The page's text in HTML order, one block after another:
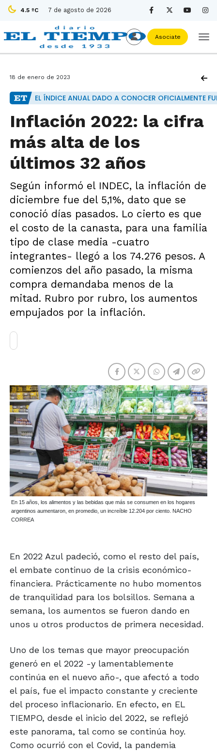
4.5 ºC 7 de agosto de 2026
Asociate
18 de enero de 2023
EL ÍNDICE ANUAL DADO A CONOCER OFICIALMENTE
Inflación 2022: la cifra
más alta de los
últimos 32 años
Según informó el INDEC, la inflación de
diciembre fue del 5,1%, dato que se
conoció días pasados. Lo cierto es que
el costo de la canasta, para una familia
tipo de clase media -cuatro
integrantes- llegó a los 74.276 pesos. A
comienzos del año pasado, la misma
compra demandaba menos de la
mitad. Rubro por rubro, los aumentos
empujados por la inflación.
En 15 años, los alimentos y las bebidas que más se consumen en los hogares
argentinos aumentaron, en promedio, un increíble 12.204 por ciento. NACHO
CORREA
En 2022 Azul padeció, como el resto del país,
el embate continuo de la crisis económico-
financiera. Prácticamente no hubo momentos
de tranquilidad para los bolsillos. Semana a
semana, los aumentos se fueron dando en
unos u otros productos de primera necesidad.
Uno de los temas que mayor preocupación
generó en el 2022 -y lamentablemente
continúa en el nuevo año-, que afectó a todo
el país, fue el impacto constante y creciente
del proceso inflacionario. En efecto, en EL
TIEMPO, desde el inicio del 2022, se reflejó
este panorama, tal como se continúa hoy.
Como ocurrió con el Covid, la pandemia